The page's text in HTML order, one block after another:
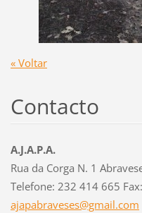
« Voltar
Contacto
A.J.A.P.A.
Rua da Corga N. 1
Telefone: 232 414 665
ajapabraveses@gmail.com